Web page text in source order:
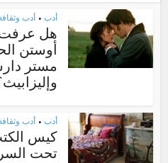
أدب • أدب
هل
أوستن
مستر
أدب • أدب
كيس
تحت